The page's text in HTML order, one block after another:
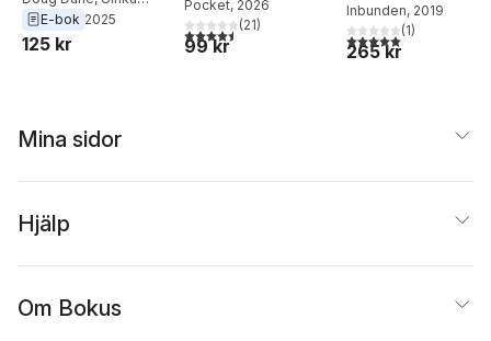
förflutet som håller
dig tillbaka
Junker Miranda
E-bok 2025
125 kr
Pocket, 2026
4,5utav 5 stjärnor. Totalt antal röster:
(21)
99 kr
Inbunden, 2019
5,0utav 5 stjärnor.
(1)
265 kr
Mina sidor
Hjälp
Om Bokus